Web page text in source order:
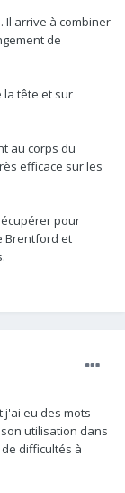
Il arrive à combiner
de
la tête et sur
au corps du
efficace sur les
pour
Brentford et
j'ai eu des mots
utilisation dans
difficultés à